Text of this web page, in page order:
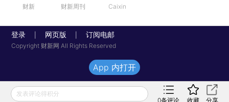
财新 财新周刊 Caixin
登录 网页版 订阅电邮
Copyright 财新网 All Rights Reserved
发表评论得积分
0条评论 收藏 分享
App 内打开